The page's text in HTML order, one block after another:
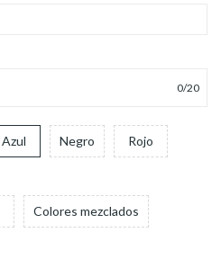
0/20
Azul Negro Rojo
Colores mezclados